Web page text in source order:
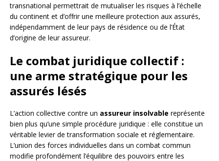
transnational permettrait de mutualiser les risques à l’échelle
du continent et d’offrir une meilleure protection aux assurés,
indépendamment de leur pays de résidence ou de l’État
d’origine de leur assureur.
Le combat juridique collectif :
une arme stratégique pour les
assurés lésés
L’action collective contre un assureur insolvable représente
bien plus qu’une simple procédure juridique : elle constitue un
véritable levier de transformation sociale et réglementaire.
L’union des forces individuelles dans un combat commun
modifie profondément l’équilibre des pouvoirs entre les